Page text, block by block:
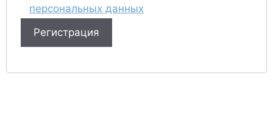
персональных данных
Регистрация